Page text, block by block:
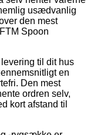
usædvanlig
den mest
Spoon
til dit hus
en
Den mest
ordren selv,
kort afstand til